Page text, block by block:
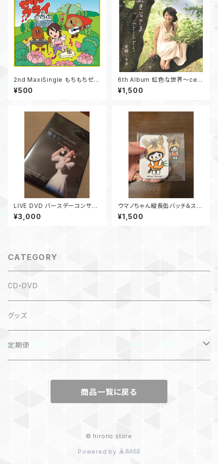
2nd MaxiSingle もちもちゼリ
ーフライ
¥500
6th Album 虹色な世界〜cele
stial being〜
¥1,500
LIVE DVD バースデーコンサー
ト陽音色2016〜あの場所へ繋
がる音〜 at すみだトリフォニー
¥3,000
ウマノちゃん縦長缶バッチ＆ステ
ッカーセット
¥1,500
CATEGORY
CD・DVD
グッズ
定期便
商品一覧に戻る
© hirono store
Powered by